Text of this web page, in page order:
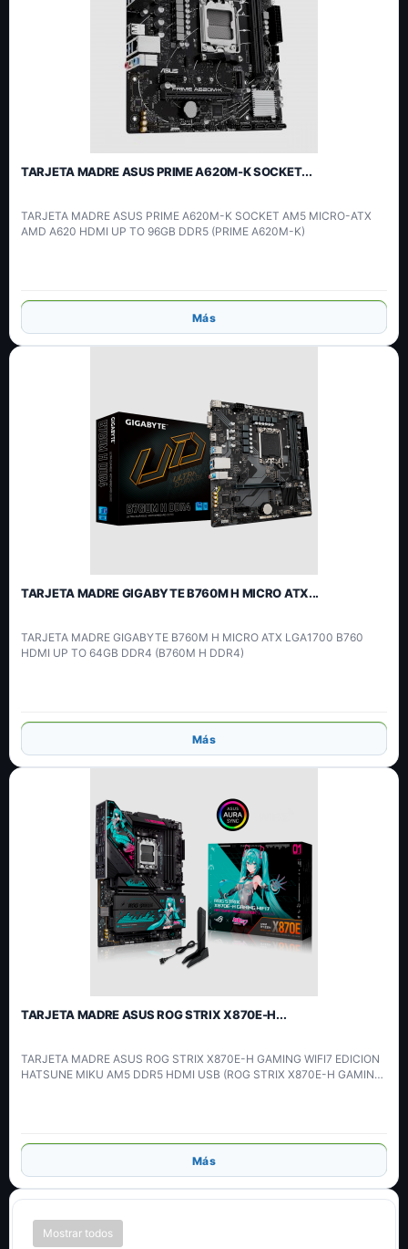
TARJETA MADRE ASUS PRIME A620M-K SOCKET...
TARJETA MADRE ASUS PRIME A620M-K SOCKET AM5 MICRO-ATX
AMD A620 HDMI UP TO 96GB DDR5 (PRIME A620M-K)
Añadir
Más
TARJETA MADRE GIGABYTE B760M H MICRO ATX...
TARJETA MADRE GIGABYTE B760M H MICRO ATX LGA1700 B760
HDMI UP TO 64GB DDR4 (B760M H DDR4)
Añadir
Más
TARJETA MADRE ASUS ROG STRIX X870E-H...
TARJETA MADRE ASUS ROG STRIX X870E-H GAMING WIFI7 EDICION
HATSUNE MIKU AM5 DDR5 HDMI USB (ROG STRIX X870E-H GAMING
Añadir
Más
Mostrar todos